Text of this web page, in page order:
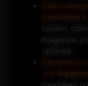
Débouchage complet de vos
lavabo,
baignoire,
optimal.
Réparation des fuites d'eau sur tous
vos